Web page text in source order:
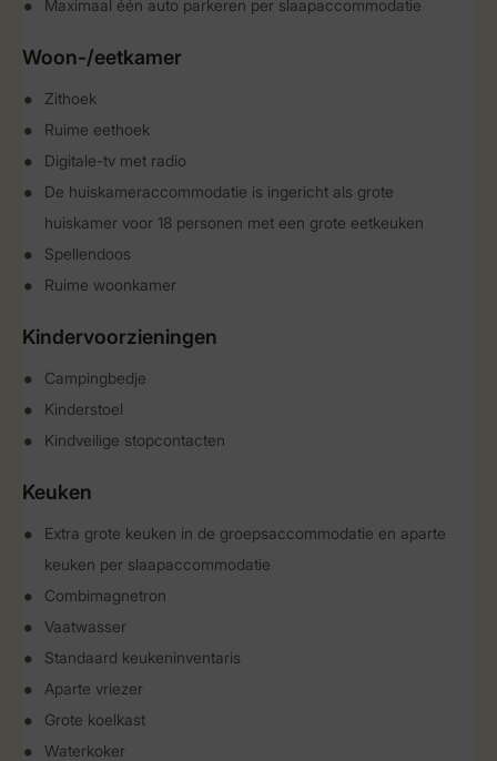
Maximaal één auto parkeren per slaapaccommodatie
Woon-/eetkamer
Zithoek
Ruime eethoek
Digitale-tv met radio
De huiskameraccommodatie is ingericht als grote
huiskamer voor 18 personen met een grote eetkeuken
Spellendoos
Ruime woonkamer
Kindervoorzieningen
Campingbedje
Kinderstoel
Kindveilige stopcontacten
Keuken
Extra grote keuken in de groepsaccommodatie en aparte
keuken per slaapaccommodatie
Combimagnetron
Vaatwasser
Standaard keukeninventaris
Aparte vriezer
Grote koelkast
Waterkoker